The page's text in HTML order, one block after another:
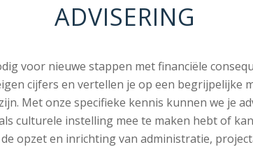
ADVISERING
voor nieuwe stappen met financiële
cijfers en vertellen je op een begrijpelijke
Met onze specifieke kennis kunnen we je
culturele instelling mee te maken hebt of
opzet en inrichting van administratie,